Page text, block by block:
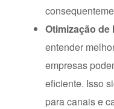
Otimização de
entender
empresas
eficiente. Isso
para canais e